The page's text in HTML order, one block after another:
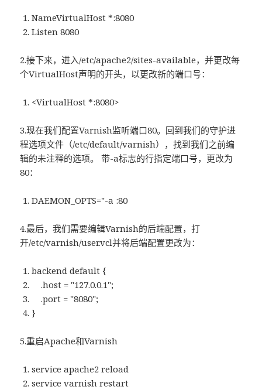
NameVirtualHost *:8080
Listen 8080
2.接下来，进入/etc/apache2/sites-available，并更改每
个VirtualHost声明的开头，以更改新的端口号：
<VirtualHost *:8080>
3.现在我们配置Varnish监听端口80。回到我们的守护进
程选项文件（/etc/default/varnish），找到我们之前编
辑的未注释的选项。 带-a标志的行指定端口号，更改为
80：
DAEMON_OPTS="-a :80
4.最后，我们需要编辑Varnish的后端配置，打
开/etc/varnish/user.vcl并将后端配置更改为：
backend default {
.host = "127.0.0.1";
.port = "8080";
}
5.重启Apache和Varnish
service apache2 reload
service varnish restart